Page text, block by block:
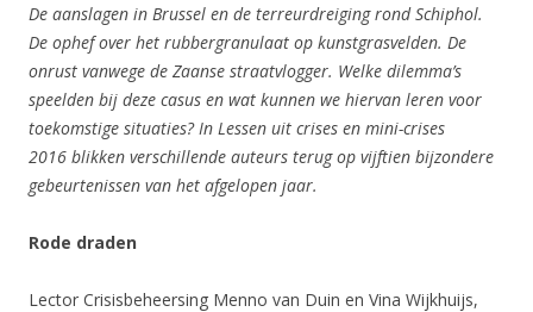
De aanslagen in Brussel en de terreurdreiging rond Schiphol.
De ophef over het rubbergranulaat op kunstgrasvelden. De
onrust vanwege de Zaanse straatvlogger. Welke dilemma’s
speelden bij deze casus en wat kunnen we hiervan leren voor
toekomstige situaties? In Lessen uit crises en mini-crises
2016 blikken verschillende auteurs terug op vijftien bijzondere
gebeurtenissen van het afgelopen jaar.
Rode draden
Lector Crisisbeheersing Menno van Duin en Vina Wijkhuijs,